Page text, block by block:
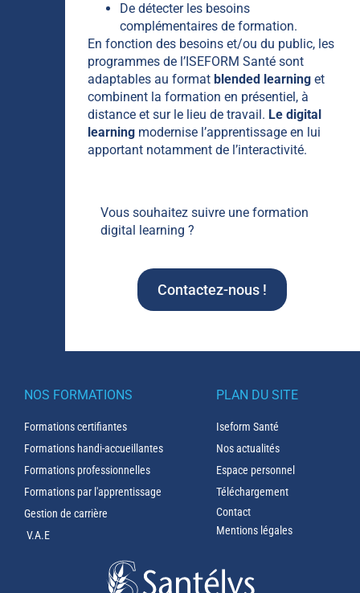
De détecter les besoins
complémentaires de formation.
En fonction des besoins et/ou du public, les
programmes de l’ISEFORM Santé sont
adaptables au format blended learninget
combinent la formation en présentiel, à
distance et sur le lieu de travail. Le digital
learning modernise l’apprentissage en lui
apportant notamment de l’interactivité.
Vous souhaitez suivre une formation
digital learning ?
Contactez-nous !
NOS FORMATIONS
Formations certifiantes
Formations handi-accueillantes
Formations professionnelles
Formations par l'apprentissage
Gestion de carrière
V.A.E
PLAN DU SITE
Iseform Santé
Nos actualités
Espace personnel
Téléchargement
Contact
Mentions légales